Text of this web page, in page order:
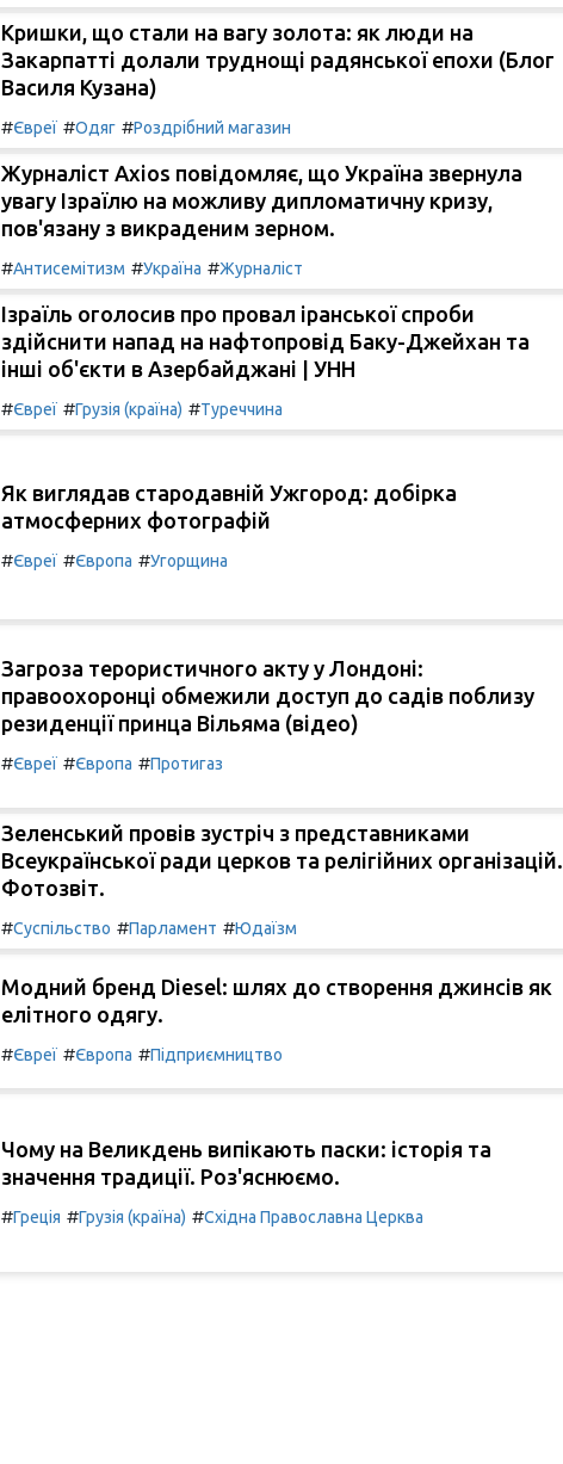
Кришки, що стали на вагу золота: як люди на
Закарпатті долали труднощі радянської епохи (Блог
Василя Кузана)
#Євреї #Одяг #Роздрібний магазин
Журналіст Axios повідомляє, що Україна звернула
увагу Ізраїлю на можливу дипломатичну кризу,
пов'язану з викраденим зерном.
#Антисемітизм #Україна #Журналіст
Ізраїль оголосив про провал іранської спроби
здійснити напад на нафтопровід Баку-Джейхан та
інші об'єкти в Азербайджані | УНН
#Євреї #Грузія (країна) #Туреччина
Як виглядав стародавній Ужгород: добірка
атмосферних фотографій
#Євреї #Європа #Угорщина
Загроза терористичного акту у Лондоні:
правоохоронці обмежили доступ до садів поблизу
резиденції принца Вільяма (відео)
#Євреї #Європа #Протигаз
Зеленський провів зустріч з представниками
Всеукраїнської ради церков та релігійних організацій.
Фотозвіт.
#Суспільство #Парламент #Юдаїзм
Модний бренд Diesel: шлях до створення джинсів як
елітного одягу.
#Євреї #Європа #Підприємництво
Чому на Великдень випікають паски: історія та
значення традиції. Роз'яснюємо.
#Греція #Грузія (країна) #Східна Православна Церква